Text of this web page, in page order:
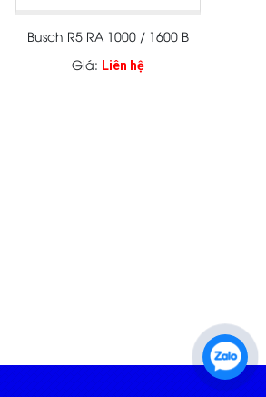
Busch R5 RA 1000 / 1600 B
Giá: Liên hệ